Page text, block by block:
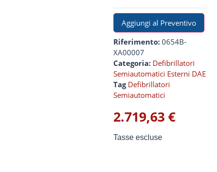
Aggiungi al Preventivo
Riferimento: 0654B-
XA00007
Categoria: Defibrillatori
Semiautomatici Esterni DAE
Tag Defibrillatori
Semiautomatici
2.719,63€
Tasse escluse